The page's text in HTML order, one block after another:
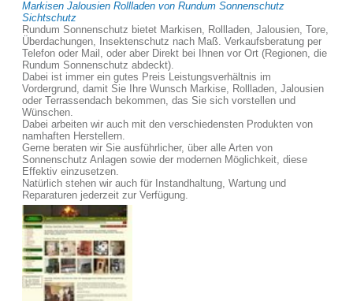
Markisen Jalousien Rollladen von Rundum Sonnenschutz
Sichtschutz
Rundum Sonnenschutz bietet Markisen, Rollladen, Jalousien, Tore,
Überdachungen, Insektenschutz nach Maß. Verkaufsberatung per
Telefon oder Mail, oder aber Direkt bei Ihnen vor Ort (Regionen, die
Rundum Sonnenschutz abdeckt).
Dabei ist immer ein gutes Preis Leistungsverhältnis im
Vordergrund, damit Sie Ihre Wunsch Markise, Rollladen, Jalousien
oder Terrassendach bekommen, das Sie sich vorstellen und
Wünschen.
Dabei arbeiten wir auch mit den verschiedensten Produkten von
namhaften Herstellern.
Gerne beraten wir Sie ausführlicher, über alle Arten von
Sonnenschutz Anlagen sowie der modernen Möglichkeit, diese
Effektiv einzusetzen.
Natürlich stehen wir auch für Instandhaltung, Wartung und
Reparaturen jederzeit zur Verfügung.